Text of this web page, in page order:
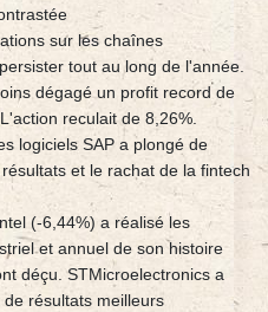
sur les chaînes
tout au long de l'année.
dégagé un profit record de
reculait de 8,26%.
logiciels SAP a plongé de
et le rachat de la fintech
(-6,44%) a réalisé les
et annuel de son histoire
déçu. STMicroelectronics a
résultats meilleurs